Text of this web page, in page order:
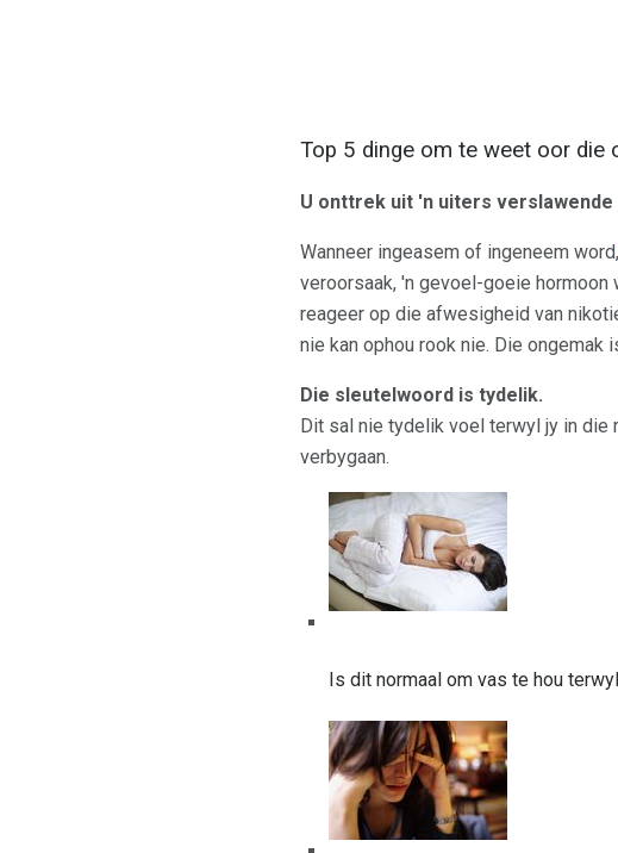
Top 5 dinge om te weet oor die
U onttrek uit 'n uiters verslawende
Wanneer ingeasem of ingeneem word,
veroorsaak, 'n gevoel-goeie
reageer op die afwesigheid van
nie kan ophou rook nie. Die ongemak
Die sleutelwoord is tydelik.
Dit sal nie tydelik voel terwyl jy in die
verbygaan.
Is dit normaal om vas te hou